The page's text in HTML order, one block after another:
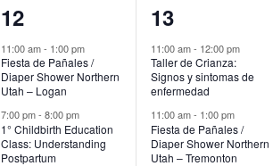
2
eventos,
12
11:00 am- 1:00 pm
Fiesta de Pañales /
Diaper Shower Northern
Utah – Logan
7:00 pm- 8:00 pm
1° Childbirth Education
Class: Understanding
Postpartum
2
eventos,
13
11:00 am- 12:00 pm
Taller de Crianza:
Signos y sintomas de
enfermedad
11:00 am- 1:00 pm
Fiesta de Pañales /
Diaper Shower Northern
Utah – Tremonton